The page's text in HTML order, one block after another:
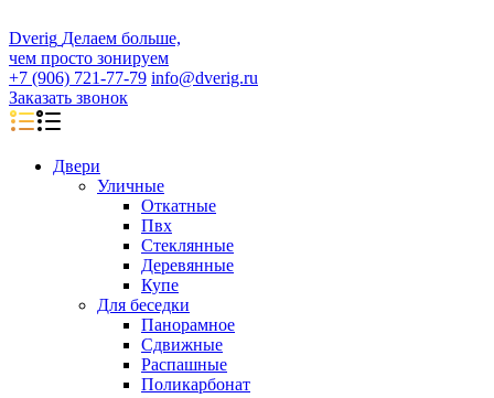
Dverig Делаем больше,
чем просто зонируем
+7 (906) 721-77-79 info@dverig.ru
Заказать звонок
Двери
Уличные
Откатные
Пвх
Стеклянные
Деревянные
Купе
Для беседки
Панорамное
Сдвижные
Распашные
Поликарбонат